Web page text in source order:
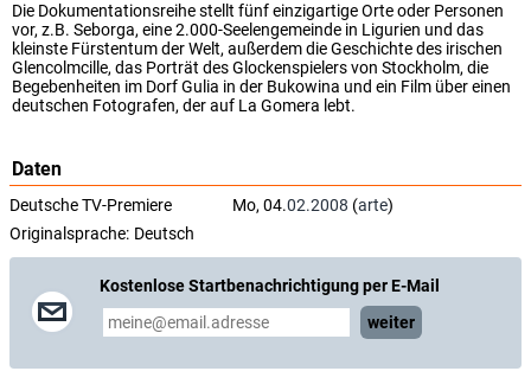
Die Dokumentationsreihe stellt fünf einzigartige Orte oder Personen
vor, z.B. Seborga, eine 2.000-Seelengemeinde in Ligurien und das
kleinste Fürstentum der Welt, außerdem die Geschichte des irischen
Glencolmcille, das Porträt des Glockenspielers von Stockholm, die
Begebenheiten im Dorf Gulia in der Bukowina und ein Film über einen
deutschen Fotografen, der auf La Gomera lebt.
Daten
Deutsche TV-Premiere Mo, 04.02.2008 (arte)
Originalsprache: Deutsch
Kostenlose Startbenachrichtigung per E-Mail
weiter